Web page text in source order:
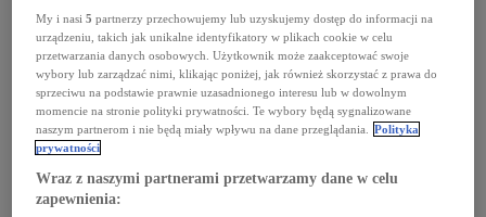
My i nasi5 partnerzy przechowujemy lub uzyskujemy dostęp do informacji na
urządzeniu, takich jak unikalne identyfikatory w plikach cookie w celu
przetwarzania danych osobowych. Użytkownik może zaakceptować swoje
wybory lub zarządzać nimi, klikając poniżej, jak również skorzystać z prawa do
sprzeciwu na podstawie prawnie uzasadnionego interesu lub w dowolnym
momencie na stronie polityki prywatności. Te wybory będą sygnalizowane
naszym partnerom i nie będą miały wpływu na dane przeglądania.
Polityka
prywatności
Wraz z naszymi partnerami przetwarzamy dane w celu
zapewnienia: